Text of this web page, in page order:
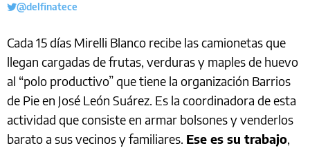
@delfinatece
Cada 15 días Mirelli Blanco recibe las camionetas que
llegan cargadas de frutas, verduras y maples de huevo
al “polo productivo” que tiene la organización Barrios
de Pie en José León Suárez. Es la coordinadora de esta
actividad que consiste en armar bolsones y venderlos
barato a sus vecinos y familiares. Ese es su trabajo,